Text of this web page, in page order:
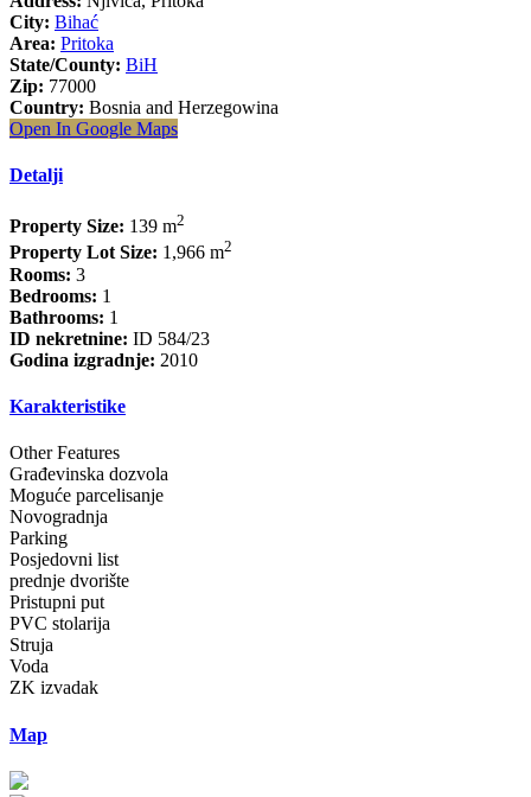
City: Bihać
Area: Pritoka
State/County: BiH
Zip: 77000
Country: Bosnia and Herzegowina
Open In Google Maps
Detalji
Property Size: 139 m2
Property Lot Size: 1,966 m2
Rooms: 3
Bedrooms: 1
Bathrooms: 1
ID nekretnine: ID 584/23
Godina izgradnje: 2010
Karakteristike
Other Features
Građevinska dozvola
Moguće parcelisanje
Novogradnja
Parking
Posjedovni list
prednje dvorište
Pristupni put
PVC stolarija
Struja
Voda
ZK izvadak
Map